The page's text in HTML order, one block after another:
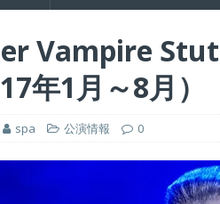
Vampire
年1月～8月）
spa 公演情報 0